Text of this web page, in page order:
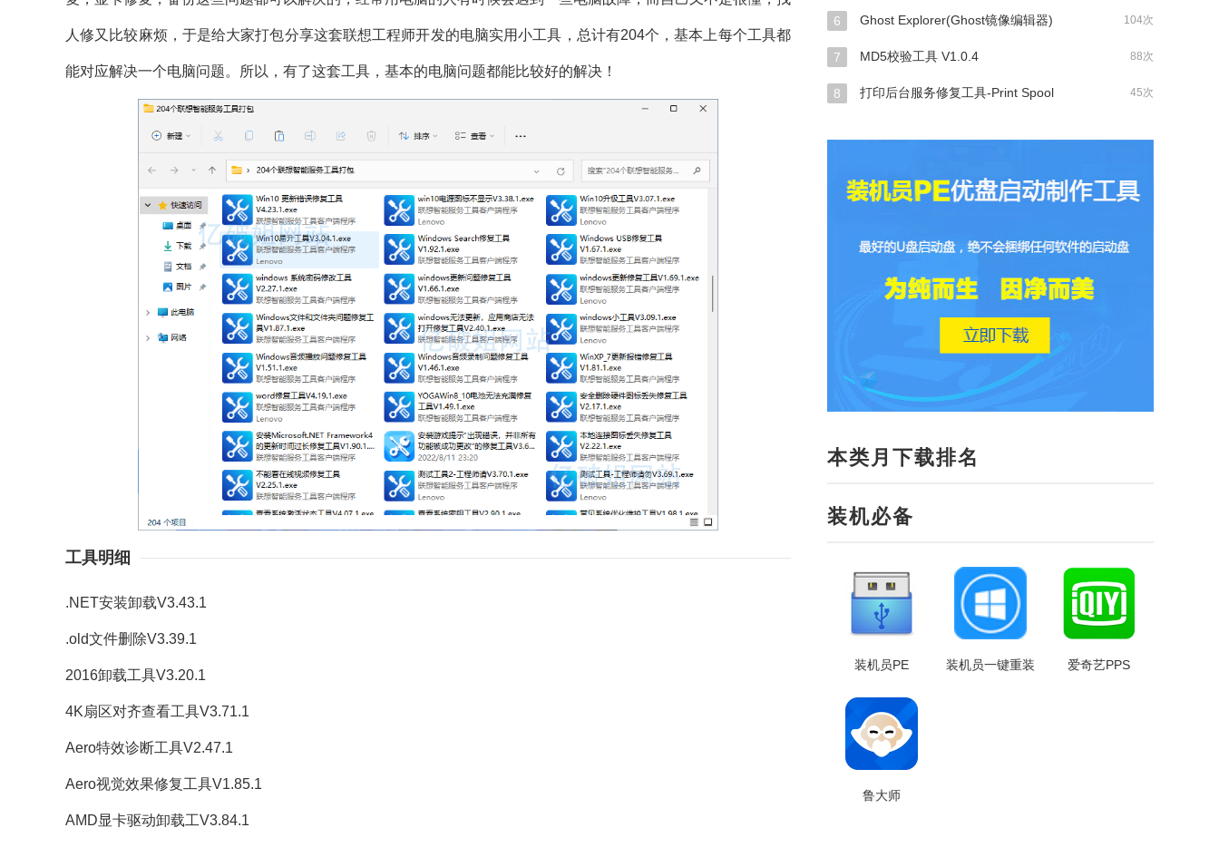
人修又比较麻烦，于是给大家打包分享这套联想工程师开发的电脑实用小工具，总计有204个，基本上每个工具都
能对应解决一个电脑问题。所以，有了这套工具，基本的电脑问题都能比较好的解决！
工具明细
.NET安装卸载V3.43.1
.old文件删除V3.39.1
2016卸载工具V3.20.1
4K扇区对齐查看工具V3.71.1
Aero特效诊断工具V2.47.1
Aero视觉效果修复工具V1.85.1
AMD显卡驱动卸载工V3.84.1
104次
6 Ghost Explorer(Ghost镜像编辑器)
88次
7 MD5校验工具 V1.0.4
45次
8 打印后台服务修复工具-Print Spool
本类月下载排名
装机必备
装机员PE 装机员一键重装 爱奇艺PPS
鲁大师